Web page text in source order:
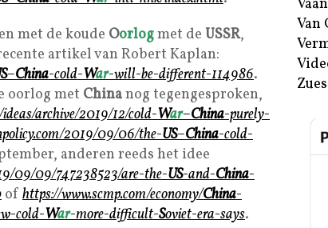
met de koude Oorlogmet de USSR,
artikel van Robert Kaplan:
–China-cold-War-will-be-different-114986.
oorlog met Chinanog tegengesproken,
archive/2019/12/cold-War–China-purely-
2019/09/06/the-US–China-cold-
anderen reeds het idee
09/09/747238523/are-the-US-and-China-
of https://www.scmp.com/economy/China-
cold-War-more-difficult-Soviet-era-says.
Van